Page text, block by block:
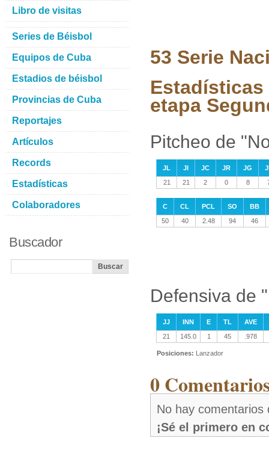
53 Serie
etapa
Pitcheo de
JL JI JC JR JG
21
21 2 0 8
C CL PCL SO
BB
50
40 2.48 94 46
Defensiva de
JJ INN E TL
AVE
21
145.0 1 45 .978
Posiciones: Lanzador
0
No hay comentarios
¡Sé el primero en
Libro de visitas
Series de Béisbol
Equipos de Cuba
Estadios de béisbol
Provincias de Cuba
Reportajes
Artículos
Records
Estadísticas
Colaboradores
Buscador